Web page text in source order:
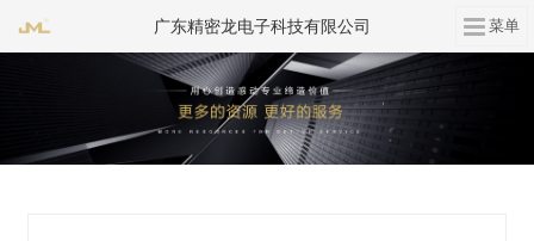
广东精密龙电子科技有限公司